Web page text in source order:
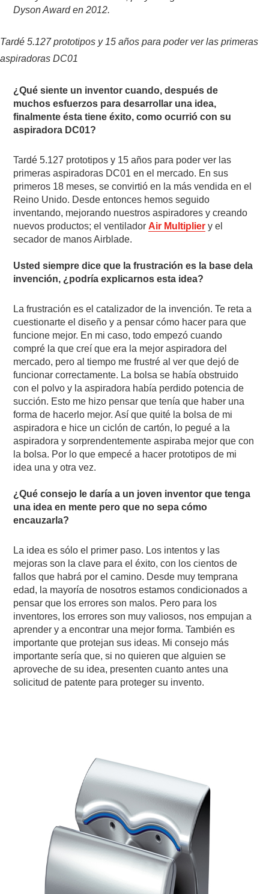
Dyson Award en 2012.
Tardé 5.127 prototipos y 15 años para poder ver las primeras
aspiradoras DC01
¿Qué siente un inventor cuando, después de
muchos esfuerzos para desarrollar una idea,
finalmente ésta tiene éxito, como ocurrió con su
aspiradora DC01?
Tardé 5.127 prototipos y 15 años para poder ver las
primeras aspiradoras DC01 en el mercado. En sus
primeros 18 meses, se convirtió en la más vendida en el
Reino Unido. Desde entonces hemos seguido
inventando, mejorando nuestros aspiradores y creando
nuevos productos; el ventilador Air Multiplier y el
secador de manos Airblade.
Usted siempre dice que la frustración es la base dela
invención, ¿podría explicarnos esta idea?
La frustración es el catalizador de la invención. Te reta a
cuestionarte el diseño y a pensar cómo hacer para que
funcione mejor. En mi caso, todo empezó cuando
compré la que creí que era la mejor aspiradora del
mercado, pero al tiempo me frustré al ver que dejó de
funcionar correctamente. La bolsa se había obstruido
con el polvo y la aspiradora había perdido potencia de
succión. Esto me hizo pensar que tenía que haber una
forma de hacerlo mejor. Así que quité la bolsa de mi
aspiradora e hice un ciclón de cartón, lo pegué a la
aspiradora y sorprendentemente aspiraba mejor que con
la bolsa. Por lo que empecé a hacer prototipos de mi
idea una y otra vez.
¿Qué consejo le daría a un joven inventor que tenga
una idea en mente pero que no sepa cómo
encauzarla?
La idea es sólo el primer paso. Los intentos y las
mejoras son la clave para el éxito, con los cientos de
fallos que habrá por el camino. Desde muy temprana
edad, la mayoría de nosotros estamos condicionados a
pensar que los errores son malos. Pero para los
inventores, los errores son muy valiosos, nos empujan a
aprender y a encontrar una mejor forma. También es
importante que protejan sus ideas. Mi consejo más
importante sería que, si no quieren que alguien se
aproveche de su idea, presenten cuanto antes una
solicitud de patente para proteger su invento.